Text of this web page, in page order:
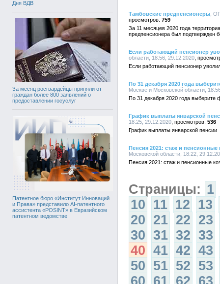
Дня ВДВ
За месяц росгвардейцы приняли от
граждан более 800 заявлений о
предоставлении госуслуг
Патентное бюро «Институт Инноваций
и Права» представило AI-патентного
ассистента «POSINT» в Евразийском
патентном ведомстве
Тамбовские предпенсионеры ,
759
За 11 месяцев 2020 года
предпенсионера был подтвержден
Если работающий пенсионер
области, 18:56, 29.12.2020
Если работающий пенсионер
По 31 декабря 2020 года
Москве и Московской области,
По 31 декабря 2020 года выберите
График выплаты январской
18:25, 29.12.2020
536
График выплаты январской пенсии
Пенсия 2021: стаж и
Московской области, 18:22,
Пенсия 2021: стаж и пенсионные
Страницы: 1
10 11 12 13
20 21 22 23
30 31 32 33
40 41 42 43
50 51 52 53
60 61 62 63